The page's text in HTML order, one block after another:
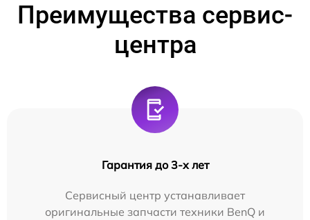
Преимущества сервис-
центра
Гарантия до 3-х лет
Сервисный центр устанавливает
оригинальные запчасти техники BenQ и